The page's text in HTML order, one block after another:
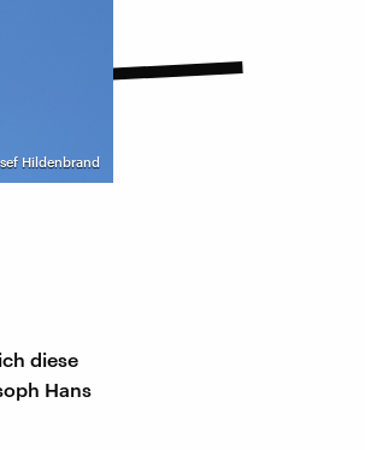
Hildenbrand
diese
Hans